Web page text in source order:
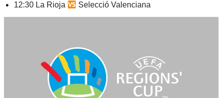
12:30 La Rioja
Selecció Valenciana